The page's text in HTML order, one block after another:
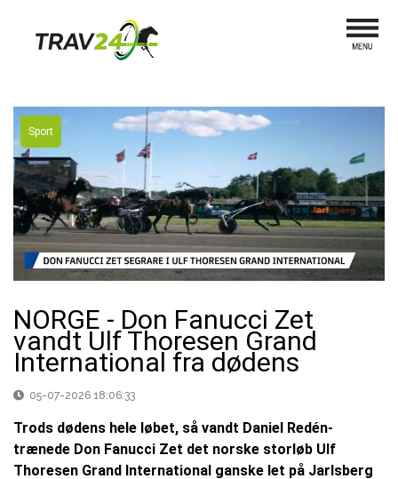
Sport
NORGE - Don Fanucci Zet
vandt Ulf Thoresen Grand
International fra dødens
05-07-2026 18:06:33
Trods dødens hele løbet, så vandt Daniel Redén-
trænede Don Fanucci Zet det norske storløb Ulf
Thoresen Grand International ganske let på Jarlsberg